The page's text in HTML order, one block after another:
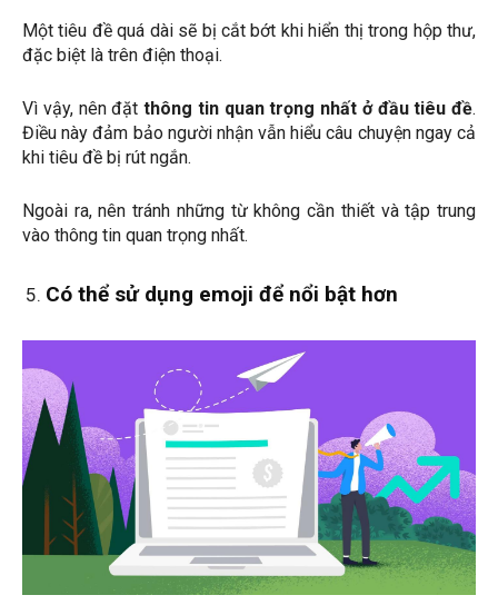
Một tiêu đề quá dài sẽ bị cắt bớt khi hiển thị trong hộp thư,
đặc biệt là trên điện thoại.
Vì vậy, nên đặt thông tin quan trọng nhất ở đầu tiêu đề.
Điều này đảm bảo người nhận vẫn hiểu câu chuyện ngay cả
khi tiêu đề bị rút ngắn.
Ngoài ra, nên tránh những từ không cần thiết và tập trung
vào thông tin quan trọng nhất.
Có thể sử dụng emoji để nổi bật hơn